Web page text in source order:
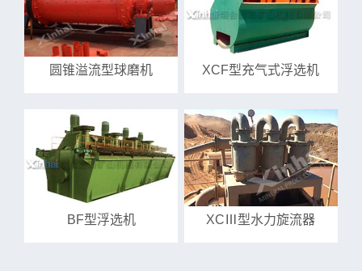
圆锥溢流型球磨机 XCF型充气式浮选机
BF型浮选机 XCⅢ型水力旋流器